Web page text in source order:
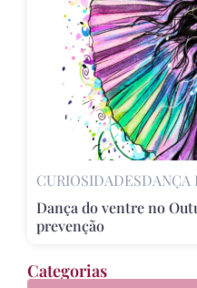
CURIOSIDADESDANÇA
Dança do ventre no
prevenção
Categorias